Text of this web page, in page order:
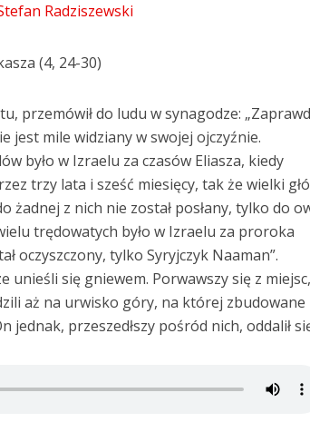
Radziszewski
(4, 24-30)
przemówił do ludu w synagodze:
jest mile widziany w swojej ojczyźnie.
było w Izraelu za czasów Eliasza, kiedy
trzy lata i sześć miesięcy, tak że wielki
żadnej z nich nie został posłany, tylko do
trędowatych było w Izraelu za proroka
oczyszczony, tylko Syryjczyk Naaman”.
unieśli się gniewem. Porwawszy się z miejsc,
aż na urwisko góry, na której zbudowane
jednak, przeszedłszy pośród nich, oddalił